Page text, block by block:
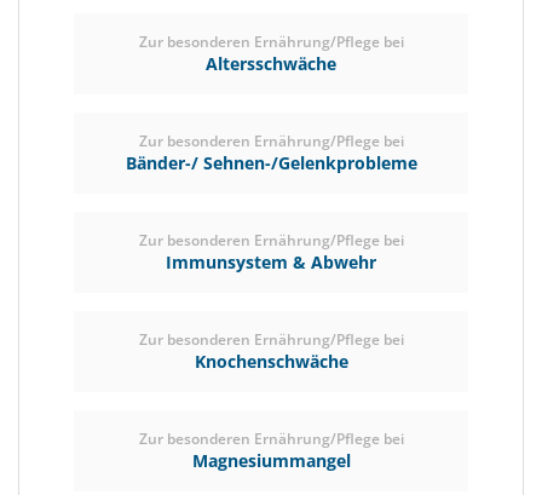
Zur besonderen Ernährung/Pflege bei
Altersschwäche
Zur besonderen Ernährung/Pflege bei
Bänder-/ Sehnen-/Gelenkprobleme
Zur besonderen Ernährung/Pflege bei
Immunsystem & Abwehr
Zur besonderen Ernährung/Pflege bei
Knochenschwäche
Zur besonderen Ernährung/Pflege bei
Magnesiummangel